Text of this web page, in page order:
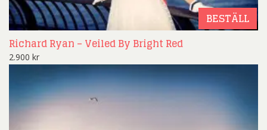
BESTÄLL
Richard Ryan – Veiled By Bright Red
2.900 kr